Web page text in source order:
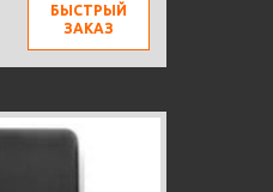
БЫСТРЫЙ
ЗАКАЗ